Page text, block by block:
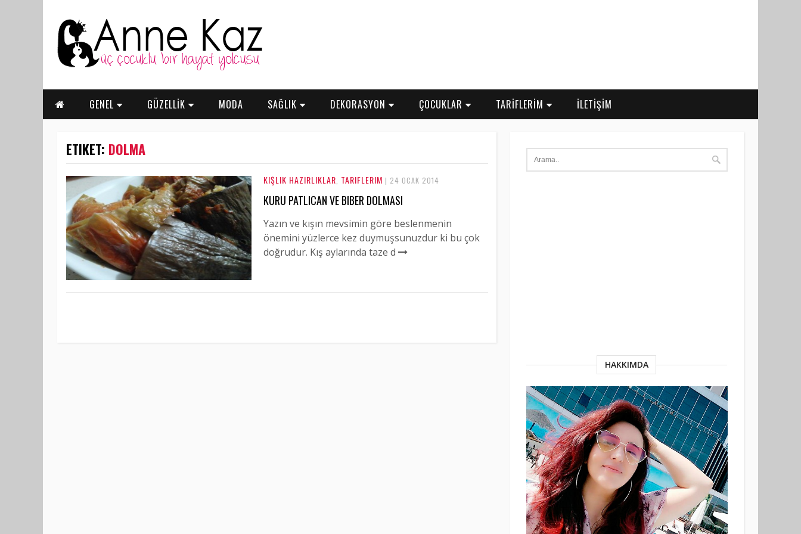
GENEL GÜZELLİK MODA SAĞLIK DEKORASYON ÇOCUKLAR TARİFLERİM İLETİŞİM
ETIKET: DOLMA
KIŞLIK HAZIRLIKLAR TARIFLERIM | 24 OCAK 2014
KURU PATLICAN VE BIBER DOLMASI
Yazın ve kışın mevsimin göre beslenmenin
önemini yüzlerce kez duymuşsunuzdur ki bu çok
doğrudur. Kış aylarında taze d
HAKKIMDA